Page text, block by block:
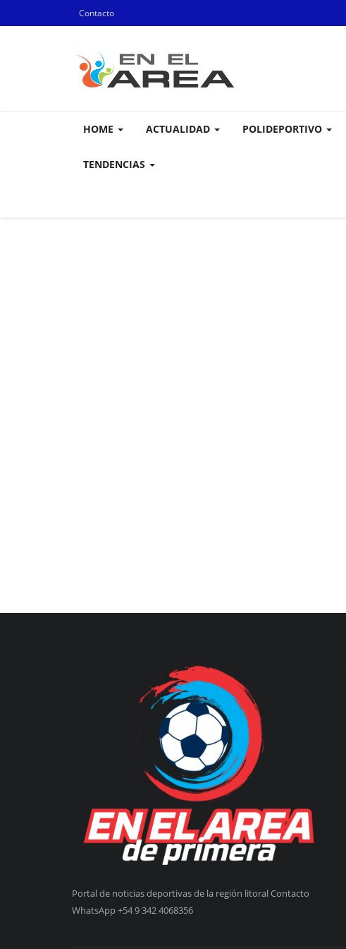
Contacto
HOME ACTUALIDAD POLIDEPORTIVO
TENDENCIAS
Portal de noticias deportivas de la región litoral Contacto
WhatsApp +54 9 342 4068356